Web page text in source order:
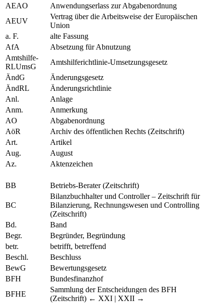
AEAO
Anwendungserlass zur Abgabenordnung
AEUV
Vertrag über die Arbeitsweise der Europäischen
Union
a. F.
alte Fassung
AfA
Absetzung für Abnutzung
Amtshilfe-
RLUmsG
Amtshilferichtlinie-Umsetzungsgesetz
ÄndG
Änderungsgesetz
ÄndRL
Änderungsrichtlinie
Anl.
Anlage
Anm.
Anmerkung
AO
Abgabenordnung
AöR
Archiv des öffentlichen Rechts (Zeitschrift)
Art.
Artikel
Aug.
August
Az.
Aktenzeichen
BB Betriebs-Berater (Zeitschrift)
BC
Bilanzbuchhalter und Controller – Zeitschrift für
Bilanzierung, Rechnungswesen und Controlling
(Zeitschrift)
Bd.
Band
Begr.
Begründer, Begründung
betr.
betrifft, betreffend
Beschl.
Beschluss
BewG
Bewertungsgesetz
BFH
Bundesfinanzhof
BFHE
Sammlung der Entscheidungen des BFH
(Zeitschrift) ← XXI | XXII →